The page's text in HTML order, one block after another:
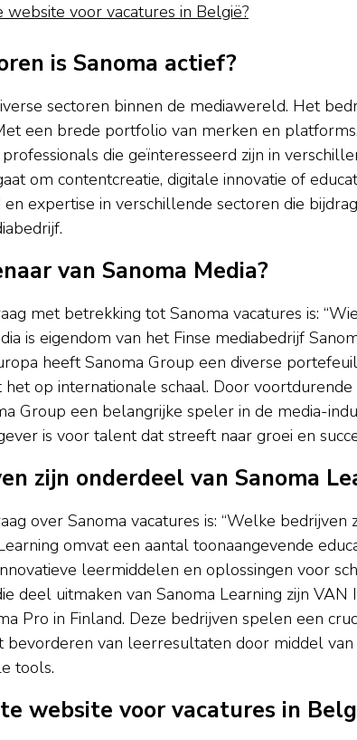
website voor vacatures in België?
is Sanoma actief?
sectoren binnen de mediawereld. Het
een brede portfolio van merken en
die geïnteresseerd zijn in
om contentcreatie, digitale innovatie of
expertise in verschillende sectoren die
van Sanoma Media?
met betrekking tot Sanoma vacatures is:
is eigendom van het Finse mediabedrijf
heeft Sanoma Group een diverse
op internationale schaal. Door voortdurende
Group een belangrijke speler in de media-
is voor talent dat streeft naar groei en
zijn onderdeel van Sanoma
over Sanoma vacatures is: “Welke bedrijven
omvat een aantal toonaangevende
leermiddelen en oplossingen voor
deel uitmaken van Sanoma Learning zijn
Pro in Finland. Deze bedrijven spelen een
bevorderen van leerresultaten door middel van
tools.
website voor vacatures in